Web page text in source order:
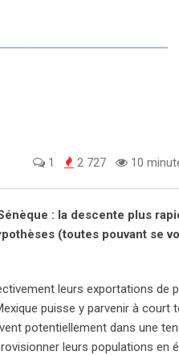
1 2 727 10
: la descente plus
(toutes pouvant se
leurs exportations de
puisse y parvenir à court
potentiellement dans une
leurs populations en